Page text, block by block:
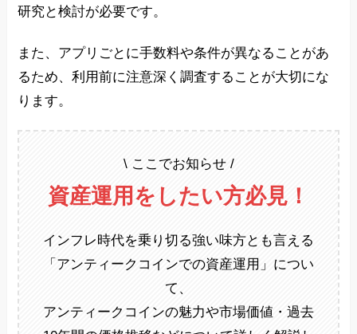
研究と検討が必要です。
また、アプリごとに手数料や条件が異なることがあ
るため、利用前に注意深く調査することが大切にな
ります。
\ ここでお知らせ /
資産運用をしたい方必見！
インフレ時代を乗り切る強い味方とも言える
「アンティークコインでの資産運用」につい
て、
アンティークコインの魅力や市場価値・過去